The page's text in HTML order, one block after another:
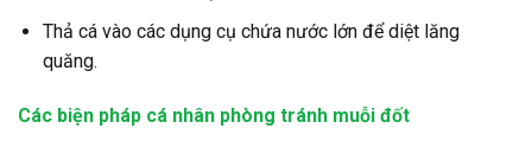
Thả cá vào các dụng cụ chứa nước lớn để diệt lăng
quăng.
Các biện pháp cá nhân phòng tránh muỗi đốt